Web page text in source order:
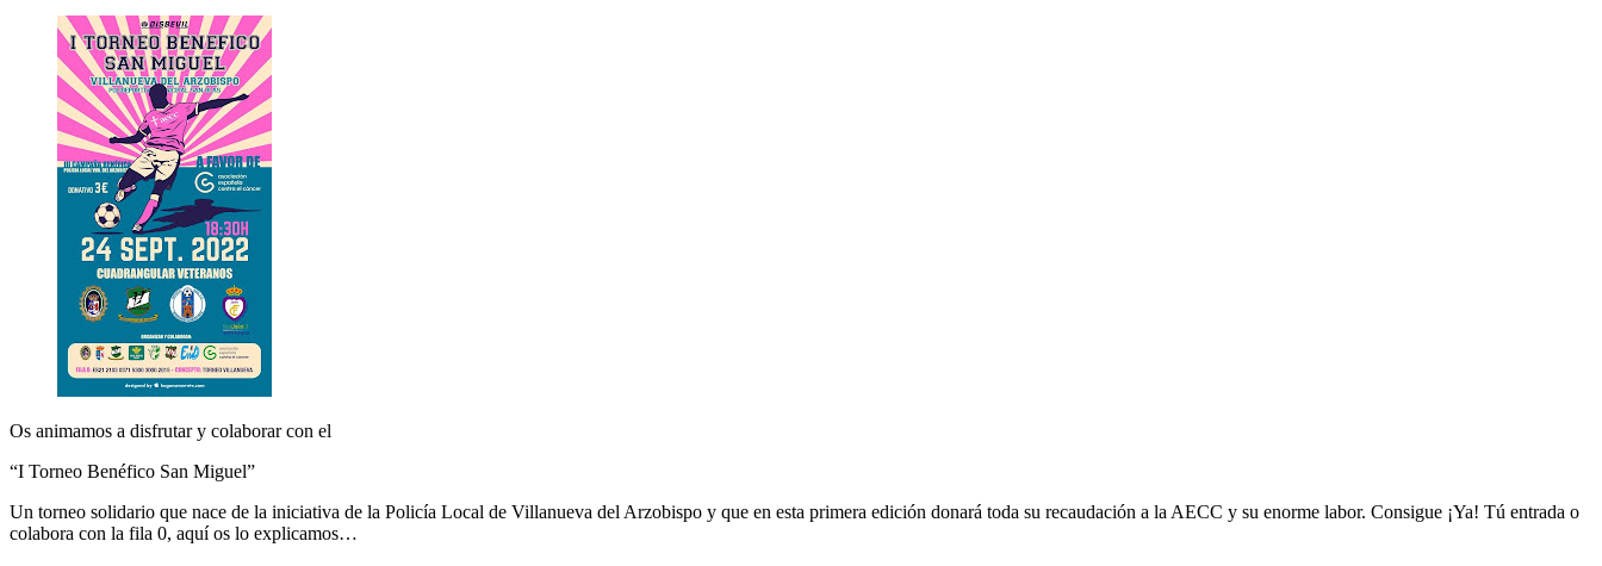
Os animamos a disfrutar y colaborar con el
“I Torneo Benéfico San Miguel”
Un torneo solidario que nace de la iniciativa de la Policía Local de Villanueva del Arzobispo y que en esta primera edición donará toda su recaudación a la AECC y su enorme labor. Consigue ¡Ya! Tú entrada o
colabora con la fila 0, aquí os lo explicamos…